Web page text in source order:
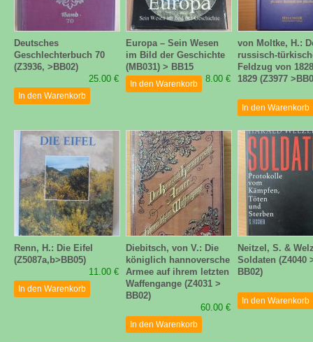
Deutsches
Geschlechterbuch 70
(Z3936, >BB02)
25.00 €
In den Warenkorb
Europa – Sein Wesen
im Bild der Geschichte
(MB031) > BB15
8.00 €
In den Warenkorb
von Moltke, H.:
russisch-
Feldzug von
1829 (Z3977
In den Warenkorb
Renn, H.: Die Eifel
(Z5087a,b>BB05)
11.00 €
In den Warenkorb
Diebitsch, von V.: Die
königlich hannoversche
Armee auf ihrem letzten
Waffengange (Z4031 >
BB02)
60.00 €
In den Warenkorb
Neitzel, S. &
Soldaten (Z4040
BB02)
In den Warenkorb